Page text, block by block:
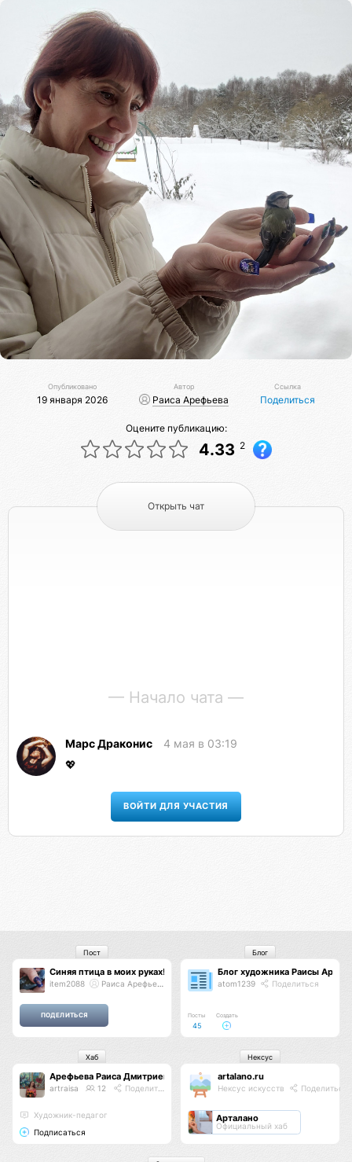
Опубликовано
19 января 2026
Автор
Раиса Арефьева
Ссылка
Поделиться
Оцените публикацию:
4.33 2
Открыть чат
— Начало чата —
Марс Драконис
4 мая в 03:19
💖
ВОЙТИ ДЛЯ УЧАСТИЯ
Синяя птица в моих руках!
item2088 Раиса Арефьева
Пост
Блог художника Раисы
atom1239 Поделиться
Посты
45
Создать
Блог
Арефьева Раиса Дмитриевна
artraisa 12 Поделиться
Художник-педагог
Подписаться
Хаб
artalano.ru
Нексус искусств Поделиться
Арталано
Официальный хаб
Нексус